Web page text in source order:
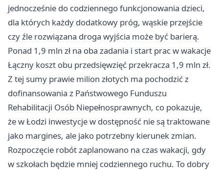
jednocześnie do codziennego funkcjonowania dzieci,
dla których każdy dodatkowy próg, wąskie przejście
czy źle rozwiązana droga wyjścia może być barierą.
Ponad 1,9 mln zł na oba zadania i start prac w wakacje
Łączny koszt obu przedsięwzięć przekracza 1,9 mln zł.
Z tej sumy prawie milion złotych ma pochodzić z
dofinansowania z Państwowego Funduszu
Rehabilitacji Osób Niepełnosprawnych, co pokazuje,
że w Łodzi inwestycje w dostępność nie są traktowane
jako margines, ale jako potrzebny kierunek zmian.
Rozpoczęcie robót zaplanowano na czas wakacji, gdy
w szkołach będzie mniej codziennego ruchu. To dobry